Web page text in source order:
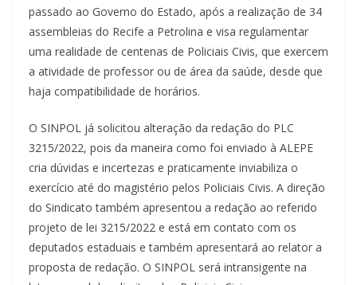
passado ao Governo do Estado, após a realização de 34
assembleias do Recife a Petrolina e visa regulamentar
uma realidade de centenas de Policiais Civis, que exercem
a atividade de professor ou de área da saúde, desde que
haja compatibilidade de horários.
O SINPOL já solicitou alteração da redação do PLC
3215/2022, pois da maneira como foi enviado à ALEPE
cria dúvidas e incertezas e praticamente inviabiliza o
exercício até do magistério pelos Policiais Civis. A direção
do Sindicato também apresentou a redação ao referido
projeto de lei 3215/2022 e está em contato com os
deputados estaduais e também apresentará ao relator a
proposta de redação. O SINPOL será intransigente na